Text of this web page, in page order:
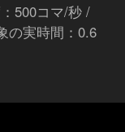
500コマ/秒 /
の実時間：0.6